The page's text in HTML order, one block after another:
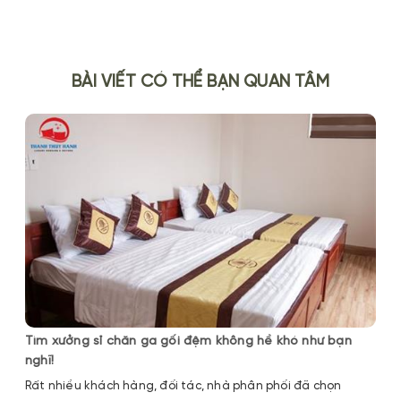
BÀI VIẾT CÓ THỂ BẠN QUAN TÂM
Tìm xưởng sỉ chăn ga gối đệm không hề khó như bạn
nghĩ!
Rất nhiều khách hàng, đối tác, nhà phân phối đã chọn